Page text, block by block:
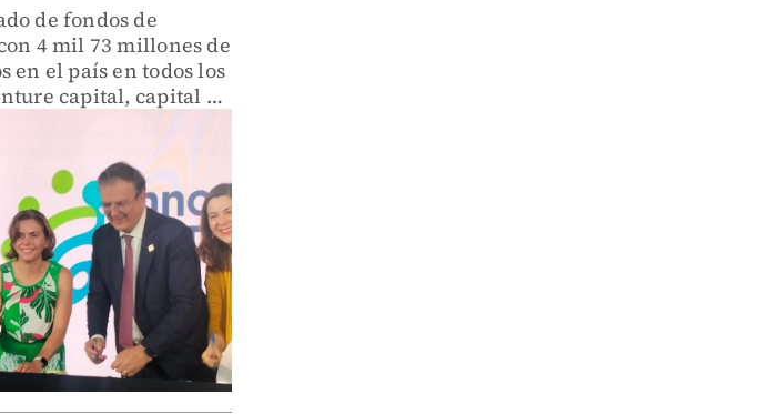
de fondos de
4 mil 73 millones de
en el país en todos los
capital, capital de
energía y
su directora